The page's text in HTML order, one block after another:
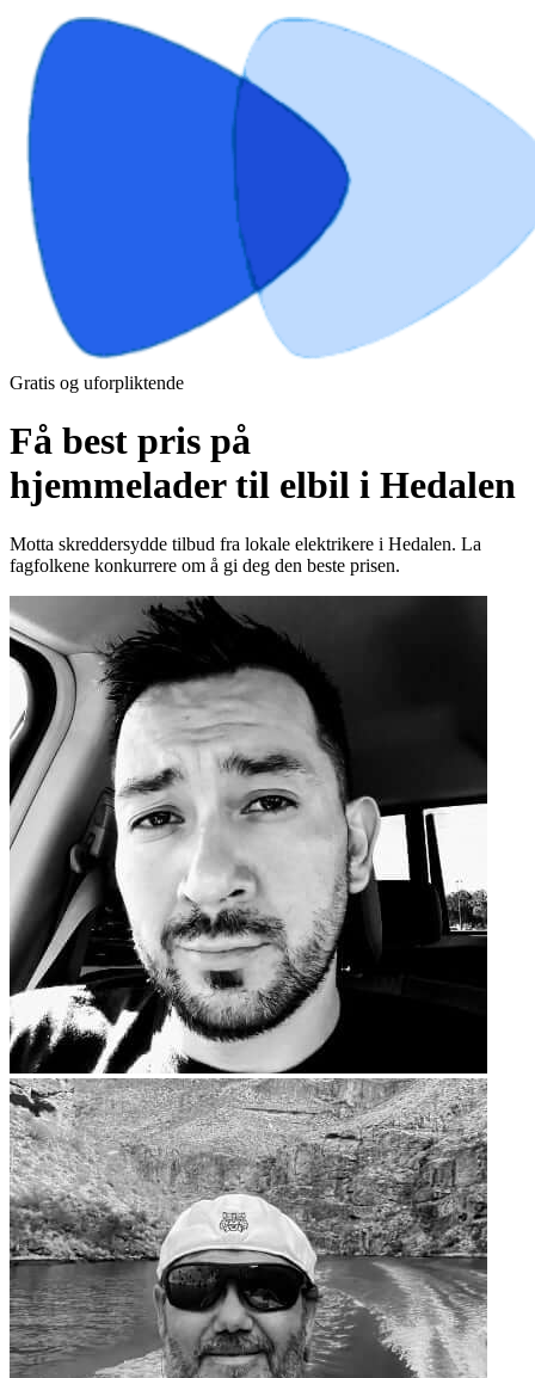
Gratis og uforpliktende
Få best pris på
hjemmelader til elbil i Hedalen
Motta skreddersydde tilbud fra lokale elektrikere i Hedalen. La
fagfolkene konkurrere om å gi deg den beste prisen.